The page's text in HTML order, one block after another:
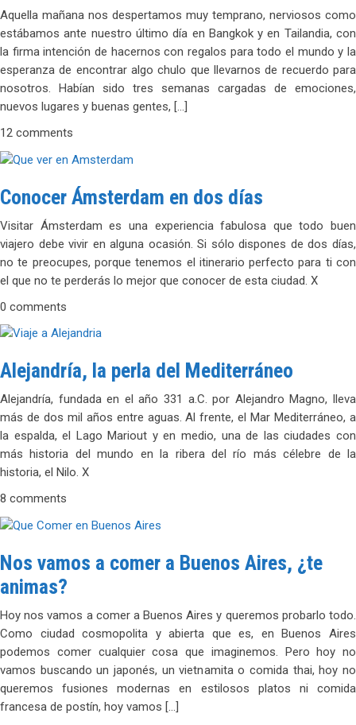
Aquella mañana nos despertamos muy temprano, nerviosos como
estábamos ante nuestro último día en Bangkok y en Tailandia, con
la firma intención de hacernos con regalos para todo el mundo y la
esperanza de encontrar algo chulo que llevarnos de recuerdo para
nosotros. Habían sido tres semanas cargadas de emociones,
nuevos lugares y buenas gentes, […]
12 comments
Conocer Ámsterdam en dos días
Visitar Ámsterdam es una experiencia fabulosa que todo buen
viajero debe vivir en alguna ocasión. Si sólo dispones de dos días,
no te preocupes, porque tenemos el itinerario perfecto para ti con
el que no te perderás lo mejor que conocer de esta ciudad. X
0 comments
Alejandría, la perla del Mediterráneo
Alejandría, fundada en el año 331 a.C. por Alejandro Magno, lleva
más de dos mil años entre aguas. Al frente, el Mar Mediterráneo, a
la espalda, el Lago Mariout y en medio, una de las ciudades con
más historia del mundo en la ribera del río más célebre de la
historia, el Nilo. X
8 comments
Nos vamos a comer a Buenos Aires, ¿te
animas?
Hoy nos vamos a comer a Buenos Aires y queremos probarlo todo.
Como ciudad cosmopolita y abierta que es, en Buenos Aires
podemos comer cualquier cosa que imaginemos. Pero hoy no
vamos buscando un japonés, un vietnamita o comida thai, hoy no
queremos fusiones modernas en estilosos platos ni comida
francesa de postín, hoy vamos […]